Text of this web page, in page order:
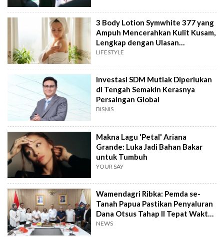
3 Body Lotion Symwhite 377 yang
Ampuh Mencerahkan Kulit Kusam,
Lengkap dengan Ulasan
Pengguna!
LIFESTYLE
Investasi SDM Mutlak Diperlukan
di Tengah Semakin Kerasnya
Persaingan Global
BISNIS
Makna Lagu 'Petal' Ariana
Grande: Luka Jadi Bahan Bakar
untuk Tumbuh
YOUR SAY
Wamendagri Ribka: Pemda se-
Tanah Papua Pastikan Penyaluran
Dana Otsus Tahap II Tepat Waktu
& Sasaran
NEWS